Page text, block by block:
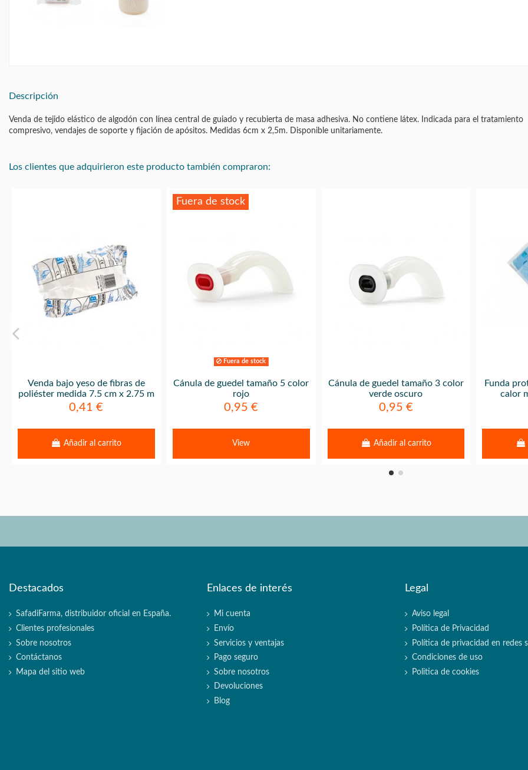
Descripción
Venda de tejido elástico de algodón con línea central de guiado y recubierta de masa adhesiva. No contiene látex. Indicada para el tratamiento
compresivo, vendajes de soporte y fijación de apósitos. Medidas 6cm x 2,5m. Disponible unitariamente.
Los clientes que adquirieron este producto también compraron:
Venda bajo yeso de fibras de
poliéster medida 7.5 cm x 2.75 m
0,41 €
Añadir al carrito
Fuera de stock
Fuera de stock
Cánula de guedel tamaño 5 color
rojo
0,95 €
View
Cánula de guedel tamaño 3 color
verde oscuro
0,95 €
Añadir al carrito
Funda
calor
Destacados
SafadiFarma, distribuidor oficial en España.
Clientes profesionales
Sobre nosotros
Contáctanos
Mapa del sitio web
Enlaces de interés
Mi cuenta
Envío
Servicios y ventajas
Pago seguro
Sobre nosotros
Devoluciones
Blog
Legal
Aviso legal
Política de Privacidad
Política de privacidad en redes
Condiciones de uso
Politica de cookies